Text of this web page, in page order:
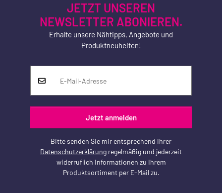
JETZT UNSEREN
NEWSLETTER ABONIEREN.
Erhalte unsere Nähtipps, Angebote und
Produktneuheiten!
Jetzt anmelden
Bitte senden Sie mir entsprechend Ihrer
Datenschutzerklärung regelmäßig und jederzeit
widerruflich Informationen zu Ihrem
Produktsortiment per E-Mail zu.